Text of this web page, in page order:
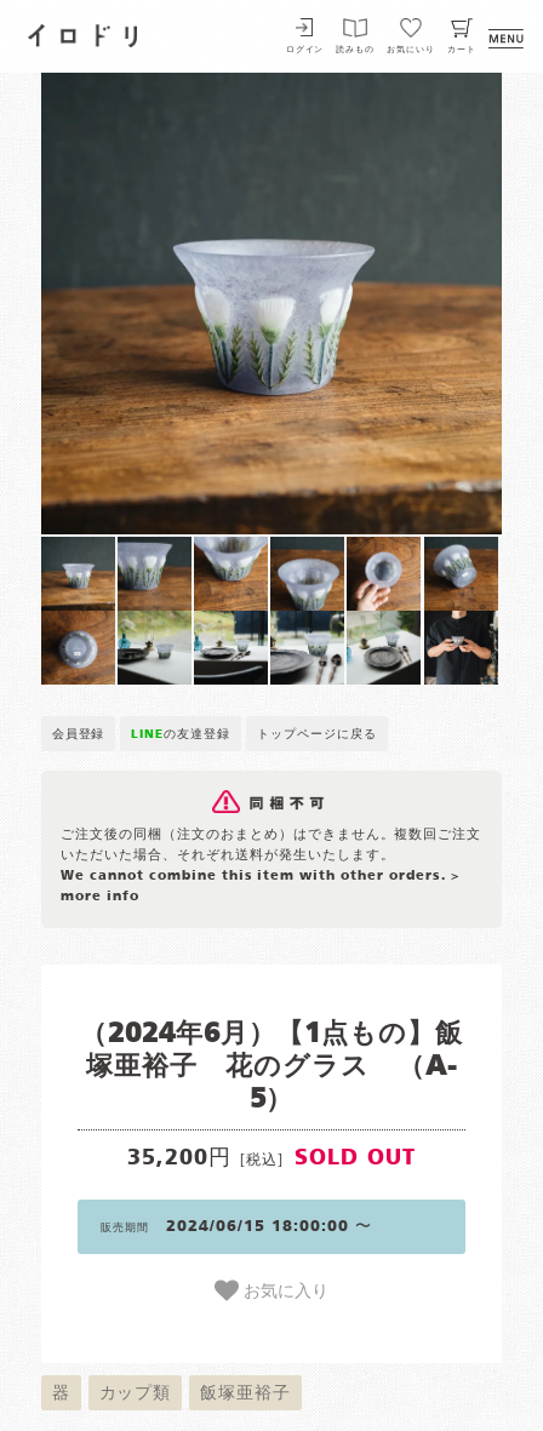
イロドリ
ログイン 読みもの お気にいり カート
会員登録 LINEの友達登録 トップページに戻る
ご注文後の同梱（注文のおまとめ）はできません。複数回ご注文
いただいた場合、それぞれ送料が発生いたします。
We cannot combine this item with other orders. >
more info
（2024年6月）【1点もの】飯
塚亜裕子 花のグラス （A-
5）
35,200円 [税込] SOLD OUT
販売期間 2024/06/15 18:00:00 〜
お気に入り
器 カップ類 飯塚亜裕子